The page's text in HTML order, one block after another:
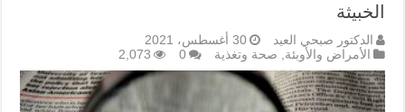
الخبيثة
الدكتور صبحي العيد
30 أغسطس، 2021
الأمراض والأوبئة
صحة وتغذية 0
2,073